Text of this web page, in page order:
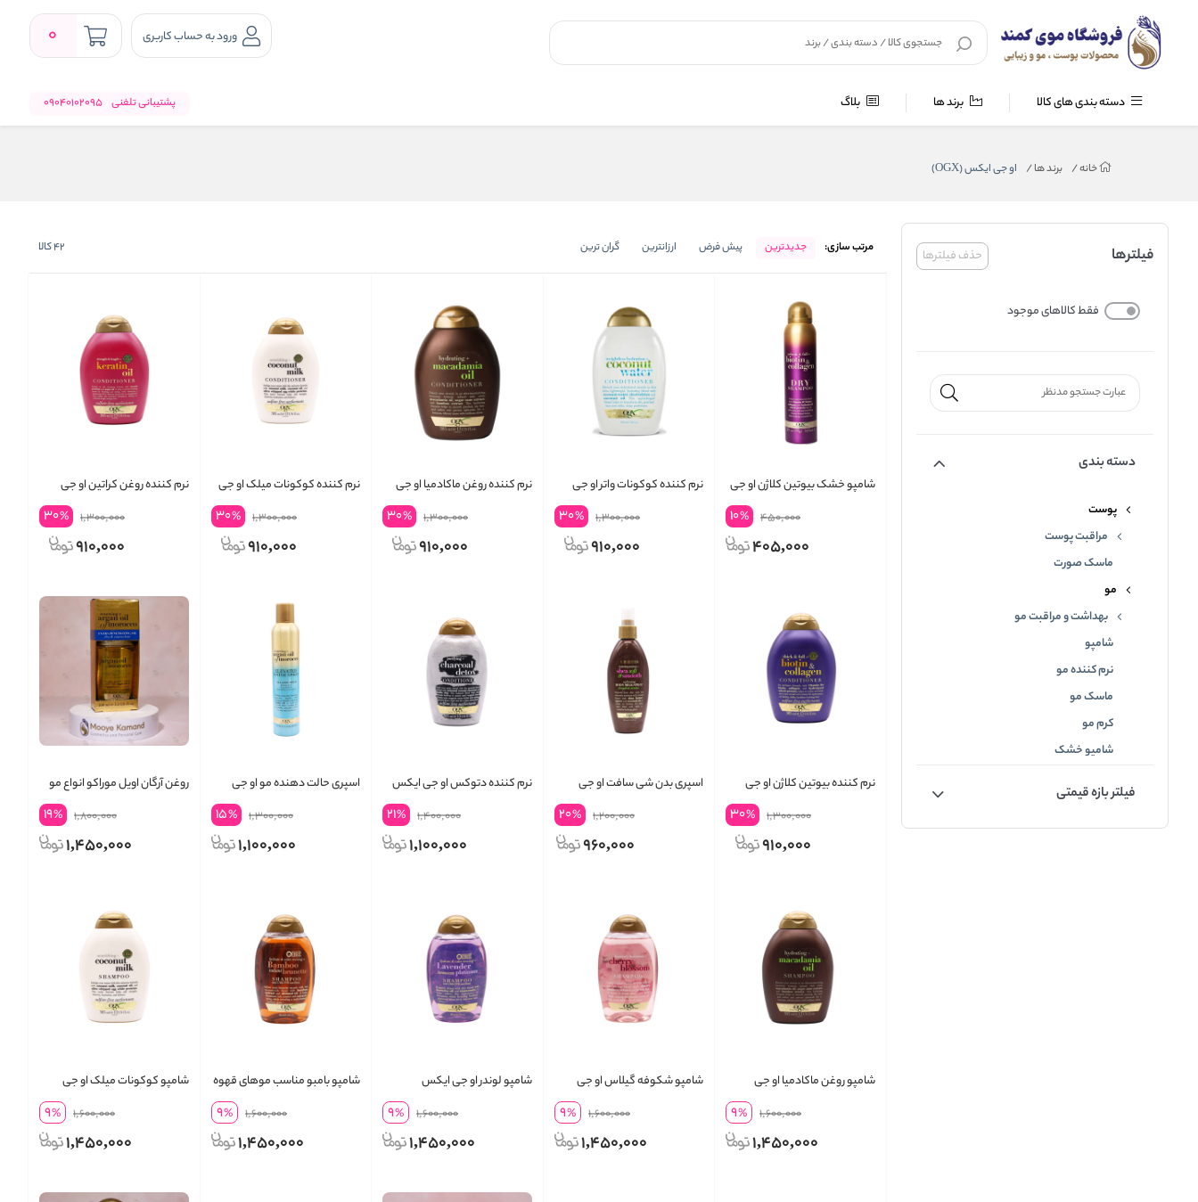
ورود به حساب کاربری 0
دسته بندی های کالا برند ها بلاگ پشتیبانی تلفنی 09040102095
خانه/ برند ها/ او جی ایکس (OGX)
حذف فیلترها فیلترها
فقط کالاهای موجود
دسته بندی
پوست
مراقبت پوست
ماسک صورت
مو
بهداشت و مراقبت مو
شامپو
نرم کننده مو
ماسک مو
کرم مو
شامپو خشک
اسپری مو
بر اساس نوع مو
فیلتر بازه قیمتی
مرتب سازی: جدیدترین پیش فرض ارزانترین گران ترین 42کالا
شامپو خشک بیوتین کلاژن او جی
450,000
10%
405,000
نرم کننده کوکونات واتر او جی
1,300,000
30%
910,000
نرم کننده روغن ماکادمیا او جی
1,300,000
30%
910,000
نرم کننده کوکونات میلک او جی
1,300,000
30%
910,000
نرم کننده روغن کراتین او جی
1,300,000
30%
910,000
نرم کننده بیوتین کلاژن او جی
1,300,000
30%
910,000
اسپری بدن شی سافت او جی
1,200,000
20%
960,000
نرم کننده دتوکس او جی ایکس
1,400,000
21%
1,100,000
اسپری حالت دهنده مو او جی
1,300,000
15%
1,100,000
روغن آرگان اویل موراکو انواع مو
1,800,000
19%
1,450,000
شامپو روغن ماکادمیا او جی
1,600,000
9%
1,450,000
شامپو شکوفه گیلاس او جی
1,600,000
9%
1,450,000
شامپو لوندر او جی ایکس
1,600,000
9%
1,450,000
شامپو بامبو مناسب موهای قهوه
1,600,000
9%
1,450,000
شامپو کوکونات میلک او جی
1,600,000
9%
1,450,000